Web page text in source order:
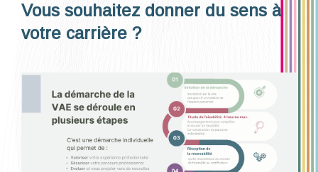
Vous souhaitez donner du sens à
votre carrière ?